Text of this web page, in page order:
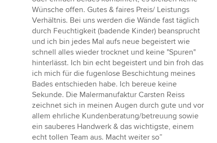
Sternen
Wünsche offen. Gutes & faires Preis/ Leistungs
Verhältnis. Bei uns werden die Wände fast täglich
durch Feuchtigkeit (badende Kinder) beansprucht
und ich bin jedes Mal aufs neue begeistert wie
schnell alles wieder trocknet und keine "Spuren"
hinterlässt. Ich bin echt begeistert und bin froh das
ich mich für die fugenlose Beschichtung meines
Bades entschieden habe. Ich bereue keine
Sekunde. Die Malermanufaktur Carsten Reiss
zeichnet sich in meinen Augen durch gute und vor
allem ehrliche Kundenberatung/betreuung sowie
ein sauberes Handwerk & das wichtigste, einem
echt tollen Team aus. Macht weiter so”